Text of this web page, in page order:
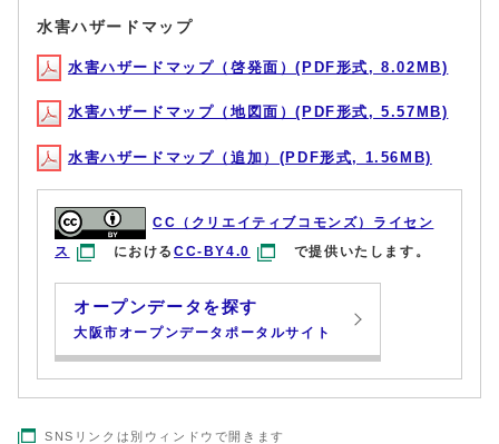
水害ハザードマップ
水害ハザードマップ（啓発面）(PDF形式, 8.02MB)
水害ハザードマップ（地図面）(PDF形式, 5.57MB)
水害ハザードマップ（追加）(PDF形式, 1.56MB)
CC（クリエイティブコモンズ）ライセン
ス
におけるCC-BY4.0 で提供いたします。
オープンデータを探す
大阪市オープンデータポータルサイト
SNSリンクは別ウィンドウで開きます